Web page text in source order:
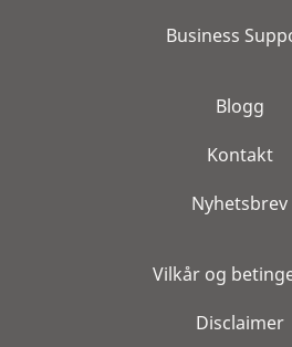
Business
Blogg
Kontakt
Nyhetsbrev
Vilkår og
Disclaimer